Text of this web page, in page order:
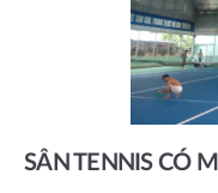
SÂN TENNIS CÓ